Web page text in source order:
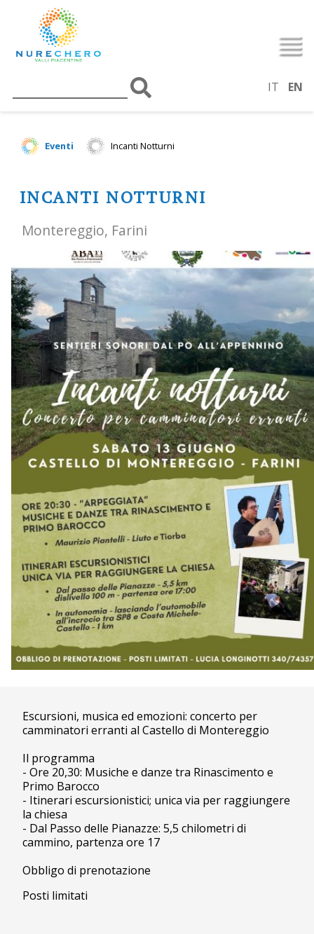
IT EN
Eventi Incanti Notturni
INCANTI NOTTURNI
Montereggio, Farini
Escursioni, musica ed emozioni: concerto per
camminatori erranti al Castello di Montereggio
Il programma
- Ore 20,30: Musiche e danze tra Rinascimento e
Primo Barocco
- Itinerari escursionistici; unica via per raggiungere
la chiesa
- Dal Passo delle Pianazze: 5,5 chilometri di
cammino, partenza ore 17
Obbligo di prenotazione
Posti limitati